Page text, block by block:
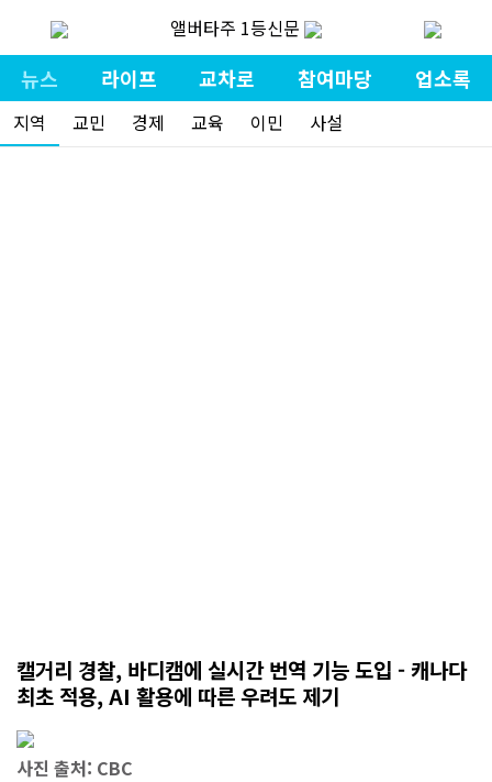
앨버타주 1등신문
뉴스 라이프 교차로 참여마당 업소록
지역 교민 경제 교육 이민 사설
캘거리 경찰, 바디캠에 실시간 번역 기능 도입 - 캐나다
최초 적용, AI 활용에 따른 우려도 제기
사진 출처: CBC